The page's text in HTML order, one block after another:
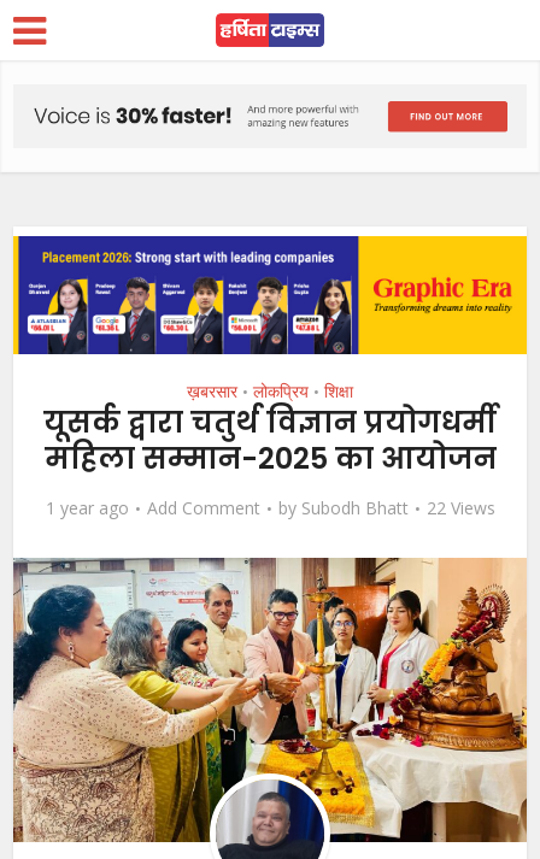
ख़बरसार • लोकप्रिय • शिक्षा
यूसर्क द्वारा चतुर्थ विज्ञान प्रयोगधर्मी
महिला सम्मान-2025 का आयोजन
1 year ago Add Comment by Subodh Bhatt 22 Views